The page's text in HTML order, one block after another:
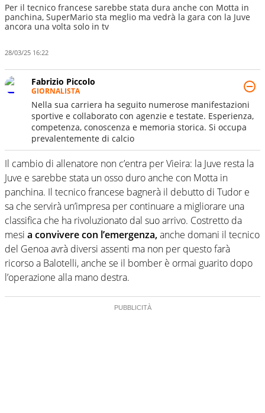
Per il tecnico francese sarebbe stata dura anche con Motta in
panchina, SuperMario sta meglio ma vedrà la gara con la Juve
ancora una volta solo in tv
28/03/25 16:22
Fabrizio Piccolo
GIORNALISTA
Nella sua carriera ha seguito numerose manifestazioni
sportive e collaborato con agenzie e testate. Esperienza,
competenza, conoscenza e memoria storica. Si occupa
prevalentemente di calcio
Il cambio di allenatore non c’entra per Vieira: la Juve resta la
Juve e sarebbe stata un osso duro anche con Motta in
panchina. Il tecnico francese bagnerà il debutto di Tudor e
sa che servirà un’impresa per continuare a migliorare una
classifica che ha rivoluzionato dal suo arrivo. Costretto da
mesi a convivere con l’emergenza,anche domani il tecnico
del Genoa avrà diversi assenti ma non per questo farà
ricorso a Balotelli, anche se il bomber è ormai guarito dopo
l’operazione alla mano destra.